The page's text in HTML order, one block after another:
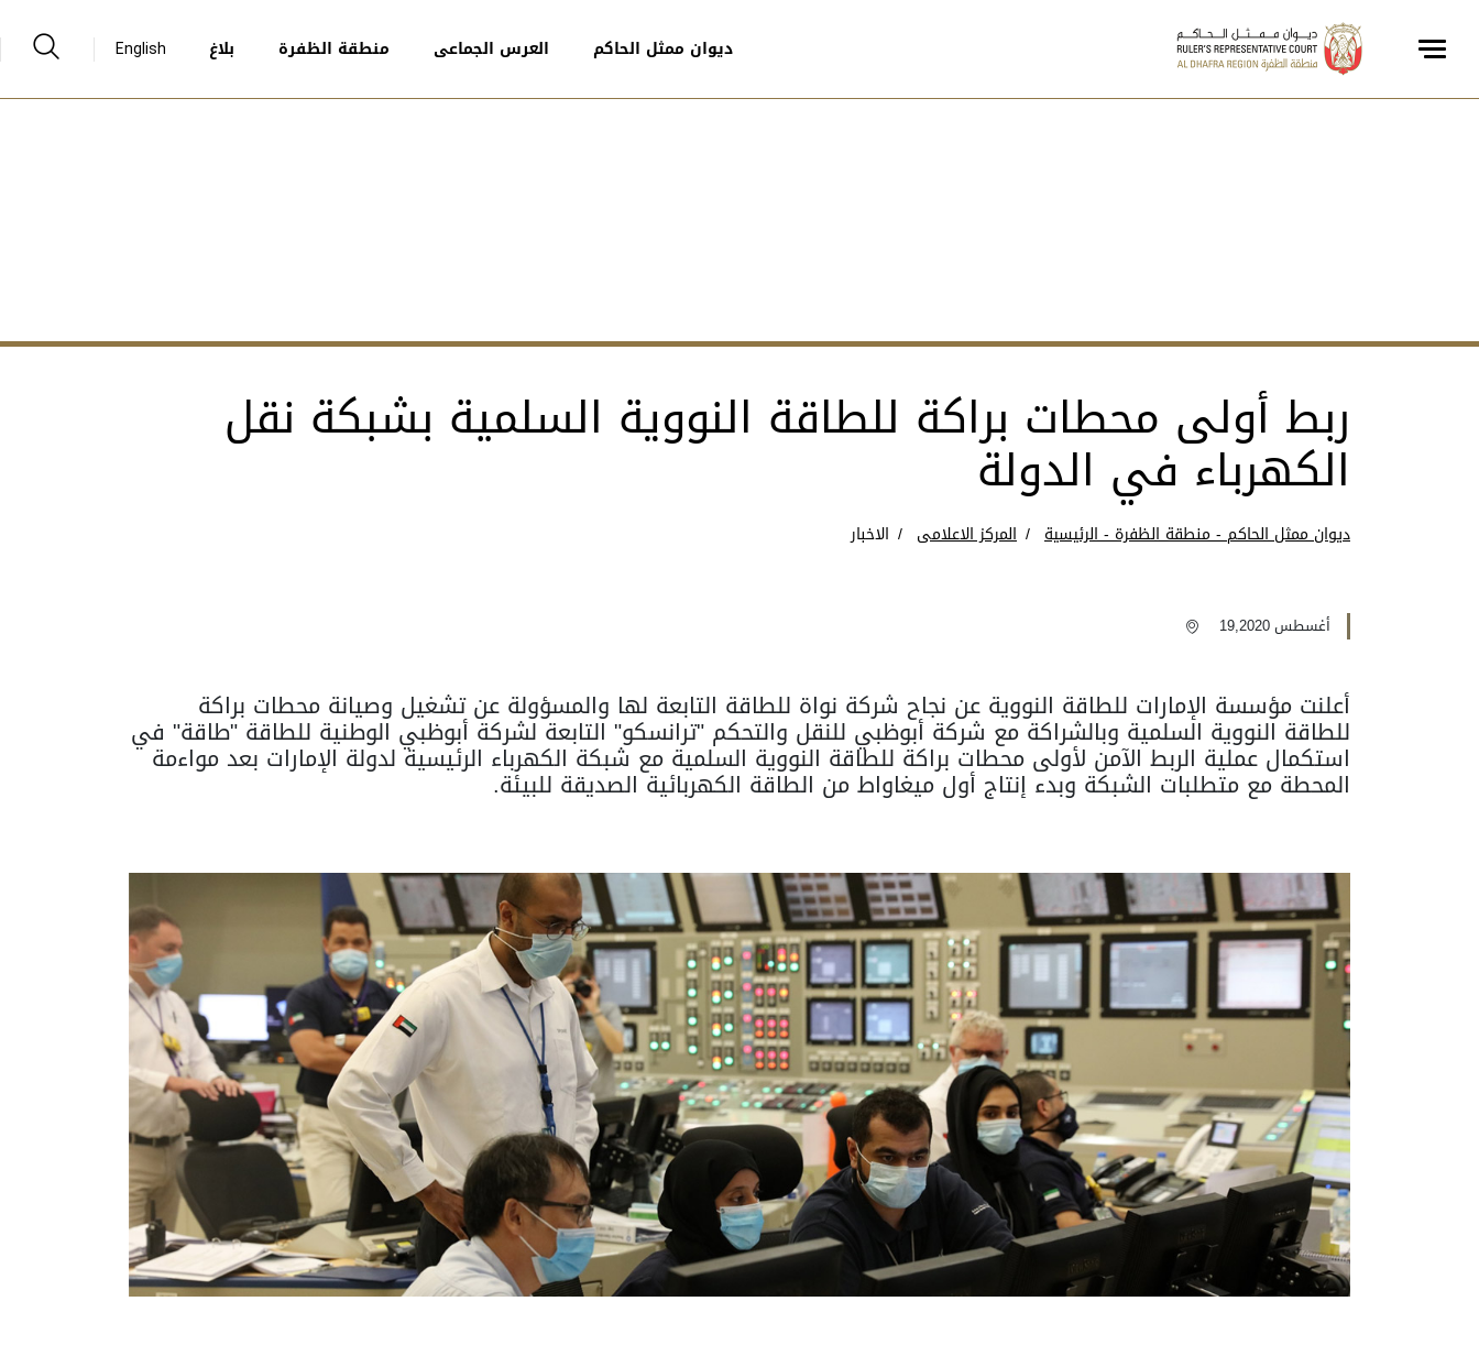
ديوان ممثل الحاكم العرس الجماعى منطقة الظفرة بلاغ English
ربط أولى محطات براكة للطاقة النووية السلمية بشبكة نقل
الكهرباء في الدولة
ديوان ممثل الحاكم - منطقة الظفرة - الرئيسية المركز الاعلامى الاخبار
أغسطس 19,2020
أعلنت مؤسسة الإمارات للطاقة النووية عن نجاح شركة نواة للطاقة التابعة لها والمسؤولة عن تشغيل وصيانة محطات براكة
للطاقة النووية السلمية وبالشراكة مع شركة أبوظبي للنقل والتحكم "ترانسكو" التابعة لشركة أبوظبي الوطنية للطاقة "طاقة" في
استكمال عملية الربط الآمن لأولى محطات براكة للطاقة النووية السلمية مع شبكة الكهرباء الرئيسية لدولة الإمارات بعد مواءمة
المحطة مع متطلبات الشبكة وبدء إنتاج أول ميغاواط من الطاقة الكهربائية الصديقة للبيئة.